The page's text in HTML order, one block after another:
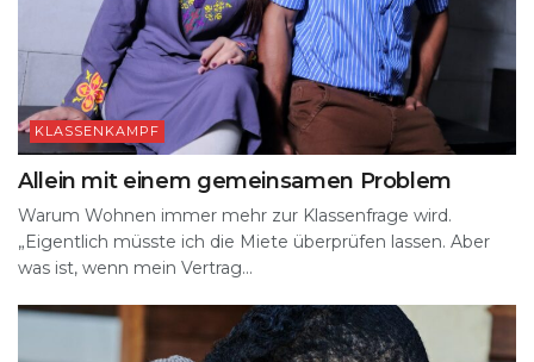
KLASSENKAMPF
Allein mit einem gemeinsamen Problem
Warum Wohnen immer mehr zur Klassenfrage wird.
„Eigentlich müsste ich die Miete überprüfen lassen. Aber
was ist, wenn mein Vertrag...